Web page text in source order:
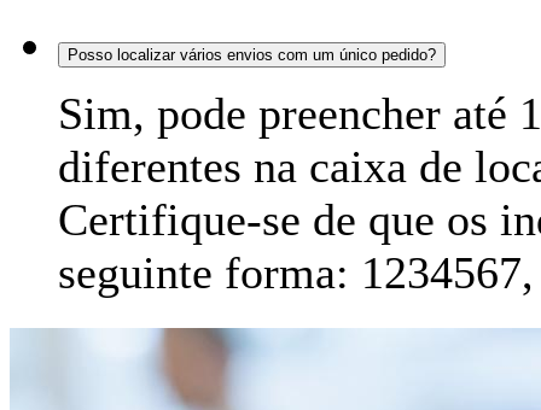
Posso localizar vários envios com um único pedido?
Sim, pode preencher até
diferentes na caixa de
Certifique-se de que os
seguinte forma: